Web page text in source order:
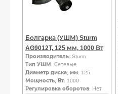
Болгарка (УШМ) Sturm
AG9012T, 125 мм, 1000 Вт
Производитель: Sturm
Тип УШМ : Сетевые
Диаметр диска, мм: 125
Мощность, Вт: 1000
Регулировка оборотов: Нет